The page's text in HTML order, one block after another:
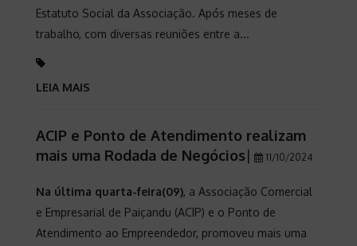
Estatuto Social da Associação. Após meses de
trabalho, com diversas reuniões entre a...
LEIA MAIS
ACIP e Ponto de Atendimento realizam
mais uma Rodada de Negócios| 11/10/2024
Na última quarta-feira(09), a Associação Comercial
e Empresarial de Paiçandu (ACIP) e o Ponto de
Atendimento ao Empreendedor, promoveu mais uma